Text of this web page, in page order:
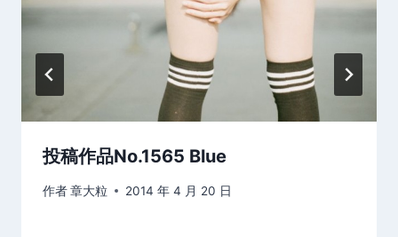
投稿作品No.1565 Blue
作者章大粒 2014 年 4 月 20 日